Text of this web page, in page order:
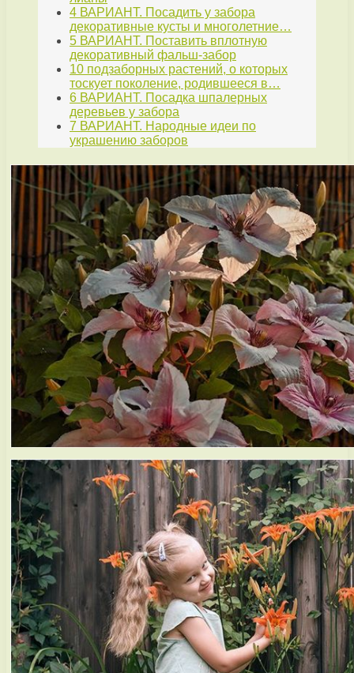
4 ВАРИАНТ. Посадить у забора
декоративные кусты и многолетние…
5 ВАРИАНТ. Поставить вплотную
декоративный фальш-забор
10 подзаборных растений, о которых
тоскует поколение, родившееся в…
6 ВАРИАНТ. Посадка шпалерных
деревьев у забора
7 ВАРИАНТ. Народные идеи по
украшению заборов